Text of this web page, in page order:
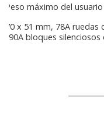
Peso máximo del
70 x 51 mm, 78A ruedas
90A bloques silenciosos